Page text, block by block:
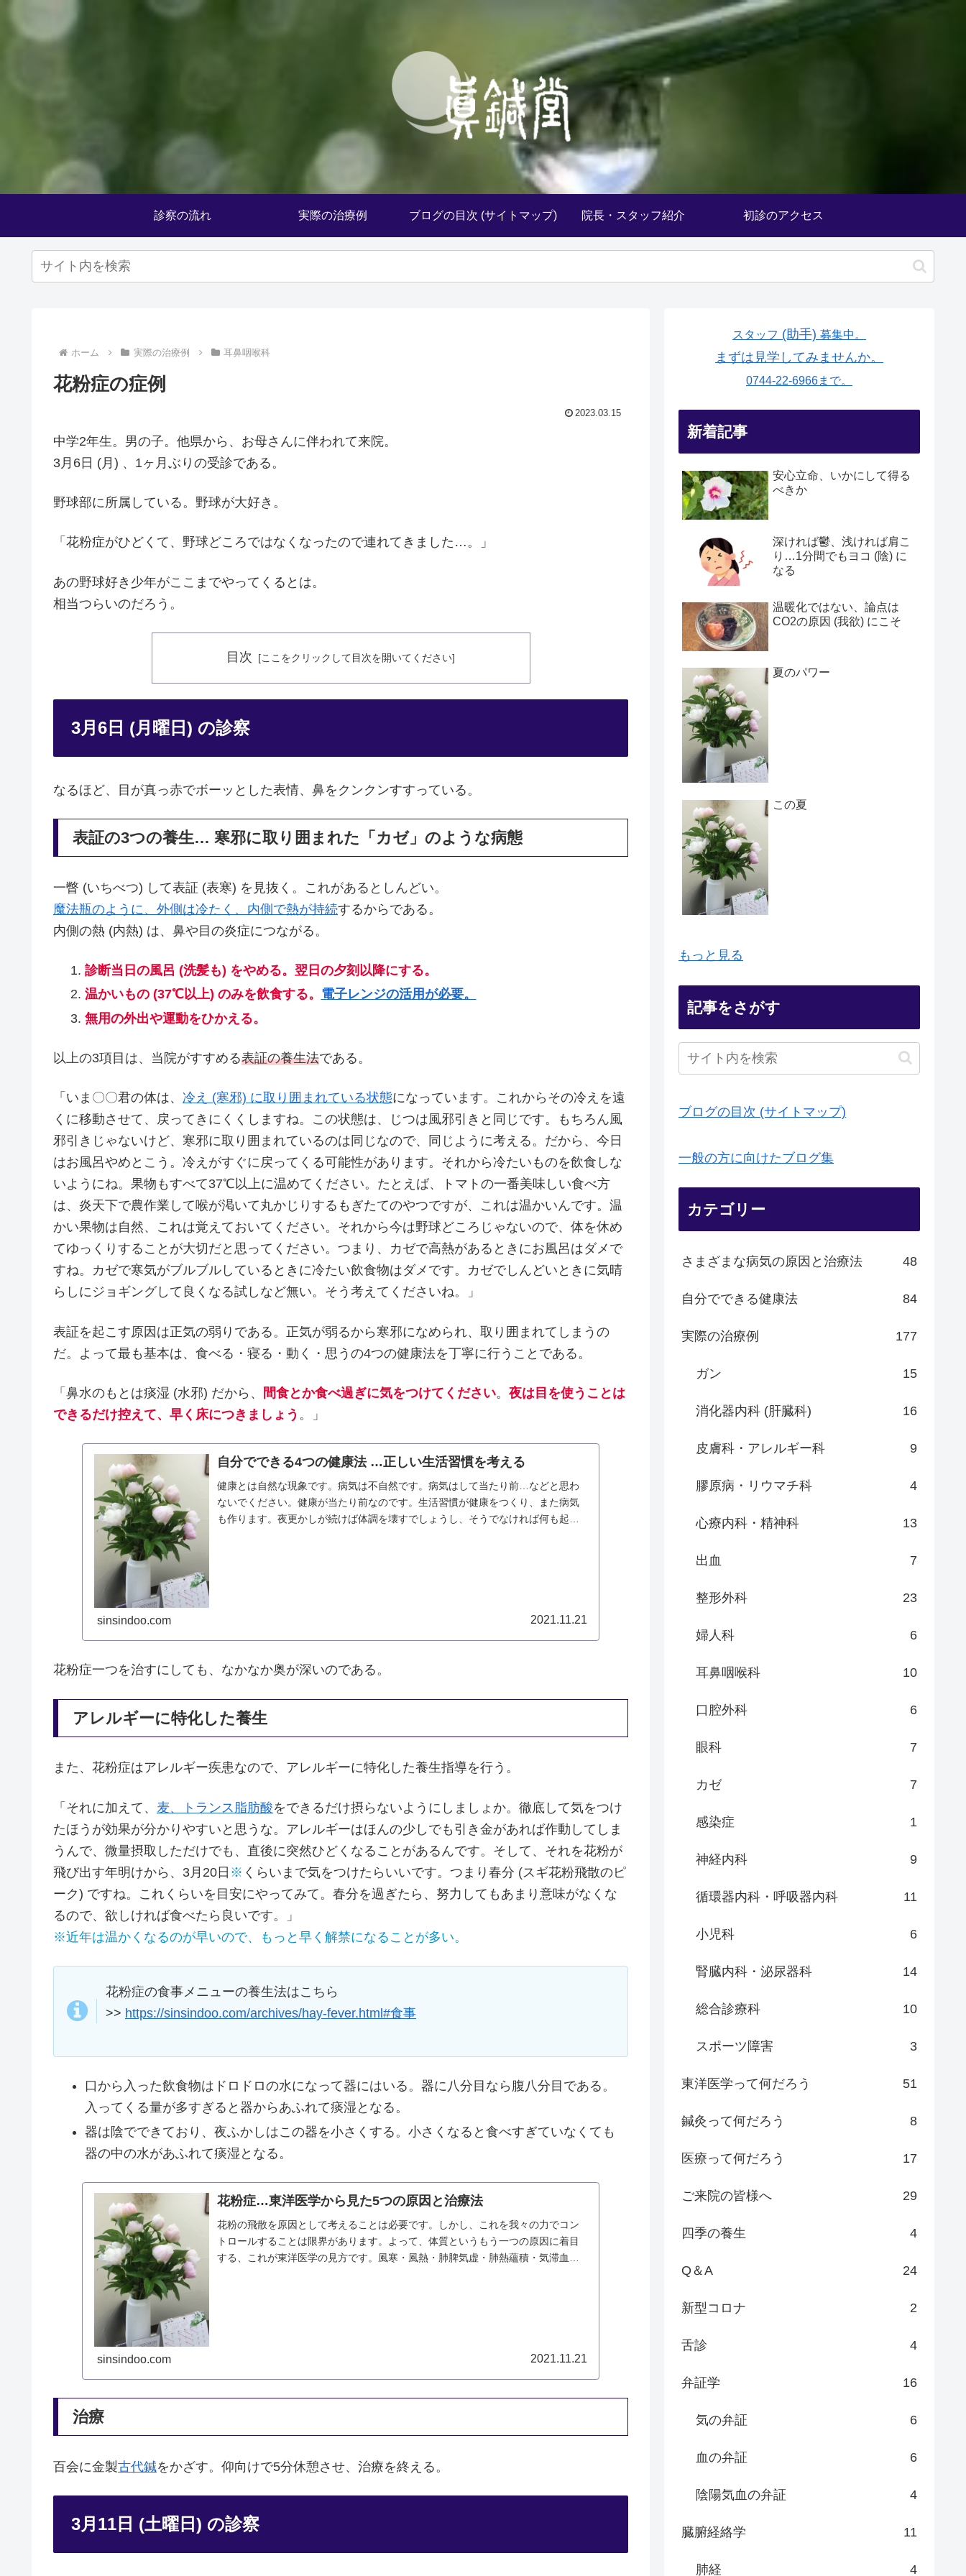
診察の流れ 実際の治療例 ブログの目次 (サイトマップ) 院長・スタッフ紹介 初診のアクセス
ホーム 実際の治療例 耳鼻咽喉科
花粉症の症例
2023.03.15
中学2年生。男の子。他県から、お母さんに伴われて来院。
3月6日 (月) 、1ヶ月ぶりの受診である。
野球部に所属している。野球が大好き。
「花粉症がひどくて、野球どころではなくなったので連れてきました…。」
あの野球好き少年がここまでやってくるとは。
相当つらいのだろう。
目次
3月6日 (月曜日) の診察
なるほど、目が真っ赤でボーッとした表情、鼻をクンクンすすっている。
表証の3つの養生… 寒邪に取り囲まれた「カゼ」のような病態
一瞥 (いちべつ) して表証 (表寒) を見抜く。これがあるとしんどい。
魔法瓶のように、外側は冷たく、内側で熱が持続するからである。
内側の熱 (内熱) は、鼻や目の炎症につながる。
診断当日の風呂 (洗髪も) をやめる。翌日の夕刻以降にする。
温かいもの (37℃以上) のみを飲食する。 電子レンジの活用が必要。
無用の外出や運動をひかえる。
以上の3項目は、当院がすすめる表証の養生法である。
「いま〇〇君の体は、 冷え (寒邪) に取り囲まれている状態になっています。これからその冷えを遠
くに移動させて、戻ってきにくくしますね。この状態は、じつは風邪引きと同じです。もちろん風
邪引きじゃないけど、寒邪に取り囲まれているのは同じなので、同じように考える。だから、今日
はお風呂やめとこう。冷えがすぐに戻ってくる可能性があります。それから冷たいものを飲食しな
いようにね。果物もすべて37℃以上に温めてください。たとえば、トマトの一番美味しい食べ方
は、炎天下で農作業して喉が渇いて丸かじりするもぎたてのやつですが、これは温かいんです。温
かい果物は自然、これは覚えておいてください。それから今は野球どころじゃないので、体を休め
てゆっくりすることが大切だと思ってください。つまり、カゼで高熱があるときにお風呂はダメで
すね。カゼで寒気がブルブルしているときに冷たい飲食物はダメです。カゼでしんどいときに気晴
らしにジョギングして良くなる試しなど無い。そう考えてくださいね。」
表証を起こす原因は正気の弱りである。正気が弱るから寒邪になめられ、取り囲まれてしまうの
だ。よって最も基本は、食べる・寝る・動く・思うの4つの健康法を丁寧に行うことである。
「鼻水のもとは痰湿 (水邪) だから、 間食とか食べ過ぎに気をつけてください。 夜は目を使うことは
できるだけ控えて、早く床につきましょう 。」
自分でできる4つの健康法 …正しい生活習慣を考える
健康とは自然な現象です。病気は不自然です。病気はして当たり前…などと思わ
ないでください。健康が当たり前なのです。生活習慣が健康をつくり、また病気
も作ります。夜更かしが続けば体調を壊すでしょうし、そうでなければ何も起こ
sinsindoo.com 2021.11.21
花粉症一つを治すにしても、なかなか奥が深いのである。
アレルギーに特化した養生
また、花粉症はアレルギー疾患なので、アレルギーに特化した養生指導を行う。
「それに加えて、 麦、トランス脂肪酸をできるだけ摂らないようにしましょか。徹底して気をつけ
たほうが効果が分かりやすいと思うな。アレルギーはほんの少しでも引き金があれば作動してしま
うんで、微量摂取しただけでも、直後に突然ひどくなることがあるんです。そして、それを花粉が
飛び出す年明けから、3月20日 ※ くらいまで気をつけたらいいです。つまり春分 (スギ花粉飛散のピ
ーク) ですね。これくらいを目安にやってみて。春分を過ぎたら、努力してもあまり意味がなくな
るので、欲しければ食べたら良いです。」
※近年は温かくなるのが早いので、もっと早く解禁になることが多い。
花粉症の食事メニューの養生法はこちら
>> https://sinsindoo.com/archives/hay-fever.html#食事
口から入った飲食物はドロドロの水になって器にはいる。器に八分目なら腹八分目である。
入ってくる量が多すぎると器からあふれて痰湿となる。
器は陰でできており、夜ふかしはこの器を小さくする。小さくなると食べすぎていなくても
器の中の水があふれて痰湿となる。
花粉症…東洋医学から見た5つの原因と治療法
花粉の飛散を原因として考えることは必要です。しかし、これを我々の力でコン
トロールすることは限界があります。よって、体質というもう一つの原因に着目
する、これが東洋医学の見方です。風寒・風熱・肺脾気虚・肺熱蘊積・気滞血瘀
sinsindoo.com 2021.11.21
治療
百会に金製古代鍼をかざす。仰向けで5分休憩させ、治療を終える。
3月11日 (土曜日) の診察
スタッフ (助手) 募集中。
まずは見学してみませんか。
0744-22-6966まで。
新着記事
安心立命、いかにして得る
べきか
深ければ鬱、浅ければ肩こ
り…1分間でもヨコ (陰) に
なる
温暖化ではない、論点は
CO2の原因 (我欲) にこそ
夏のパワー
この夏
もっと見る
記事をさがす
ブログの目次 (サイトマップ)
一般の方に向けたブログ集
カテゴリー
さまざまな病気の原因と治療法 48
自分でできる健康法 84
実際の治療例 177
ガン 15
消化器内科 (肝臓科) 16
皮膚科・アレルギー科 9
膠原病・リウマチ科 4
心療内科・精神科 13
出血 7
整形外科 23
婦人科 6
耳鼻咽喉科 10
口腔外科 6
眼科 7
カゼ 7
感染症 1
神経内科 9
循環器内科・呼吸器内科 11
小児科 6
腎臓内科・泌尿器科 14
総合診療科 10
スポーツ障害 3
東洋医学って何だろう 51
鍼灸って何だろう 8
医療って何だろう 17
ご来院の皆様へ 29
四季の養生 4
Q＆A 24
新型コロナ 2
舌診 4
弁証学 16
気の弁証 6
血の弁証 6
陰陽気血の弁証 4
臓腑経絡学 11
肺経 4